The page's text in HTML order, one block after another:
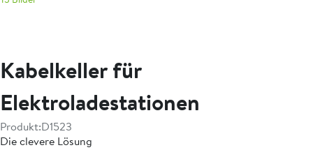
Kabelkeller für
Elektroladestationen
Produkt:D1523
Die clevere Lösung